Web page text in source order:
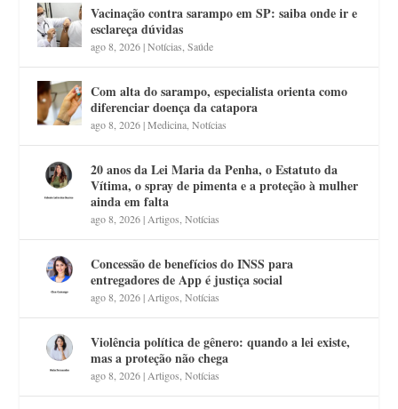
Vacinação contra sarampo em SP: saiba onde ir e
esclareça dúvidas
ago 8, 2026|Notícias ,Saúde
Com alta do sarampo, especialista orienta como
diferenciar doença da catapora
ago 8, 2026|Medicina ,Notícias
20 anos da Lei Maria da Penha, o Estatuto da
Vítima, o spray de pimenta e a proteção à mulher
ainda em falta
ago 8, 2026| Artigos ,Notícias
Concessão de benefícios do INSS para
entregadores de App é justiça social
ago 8, 2026| Artigos ,Notícias
Violência política de gênero: quando a lei existe,
mas a proteção não chega
ago 8, 2026| Artigos ,Notícias